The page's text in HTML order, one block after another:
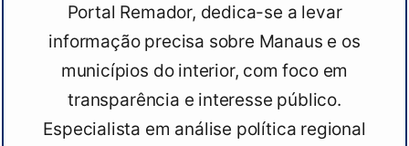
Portal Remador, dedica-se a levar
informação precisa sobre Manaus e os
municípios do interior, com foco em
transparência e interesse público.
Especialista em análise política regional